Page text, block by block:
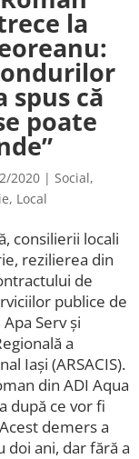
la
spus că
poate
2020| Social,
, Local
consilierii locali
rezilierea din
de
publice de
Serv și
a
Iași (ARSACIS).
din ADI Aqua
după ce vor fi
demers a
doi ani, dar fără a